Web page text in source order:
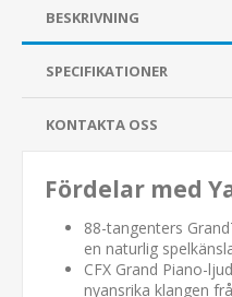
BESKRIVNING
SPECIFIKATIONER
KONTAKTA OSS
Fördelar med
88-tangenters
en naturlig
CFX Grand Piano-
nyansrika klangen